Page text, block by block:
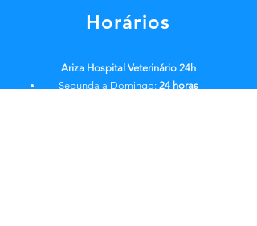
Horários
Ariza Hospital Veterinário 24h
Segunda a Domingo: 24 horas